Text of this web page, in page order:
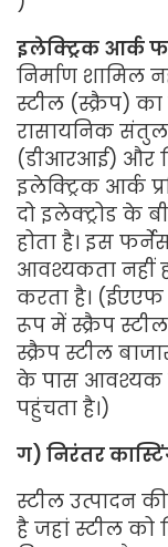
इलेक्ट्रिक आर्क
निर्माण शामिल
स्टील (स्क्रैप)
रासायनिक
(डीआरआई) और
इलेक्ट्रिक आर्क
दो इलेक्ट्रोड के
होता है। इस
आवश्यकता नहीं
करता है।
रूप में स्क्रैप
स्क्रैप स्टील
के पास आवश्यक
पहुंचता है।)
ग) निरंतर
स्टील उत्पादन
है जहां स्टील को